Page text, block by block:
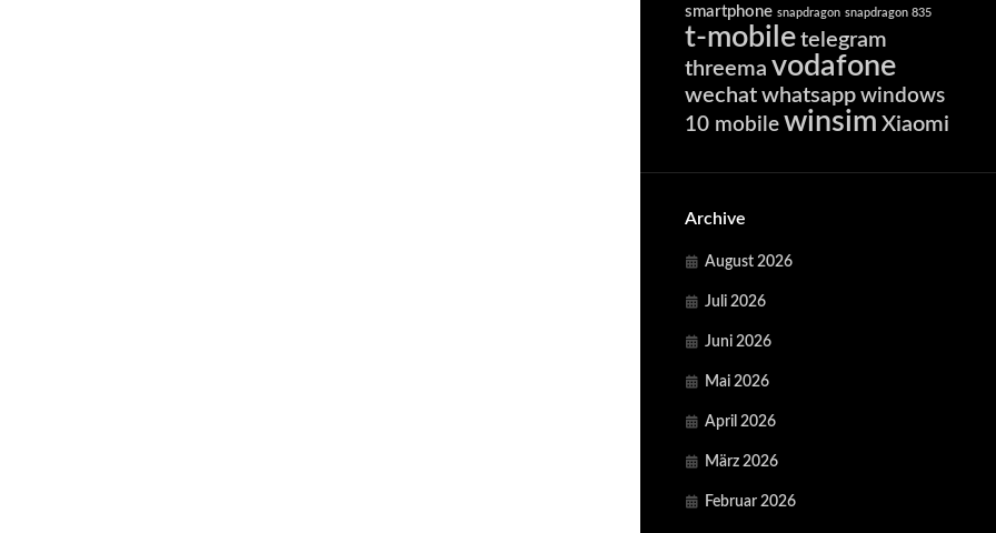
smartphone snapdragon snapdragon 835
t-mobile telegram
threema vodafone
wechat whatsapp windows
10 mobile winsim Xiaomi
Archive
August 2026
Juli 2026
Juni 2026
Mai 2026
April 2026
März 2026
Februar 2026